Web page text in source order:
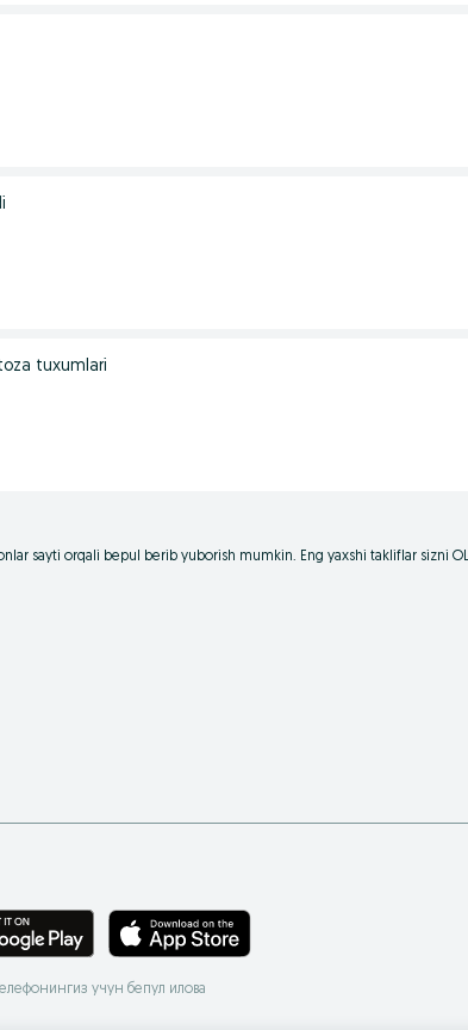
tuxumlari
sayti orqali bepul berib yuborish mumkin. Eng yaxshi takliflar sizni
Телефонингиз учун бепул илова